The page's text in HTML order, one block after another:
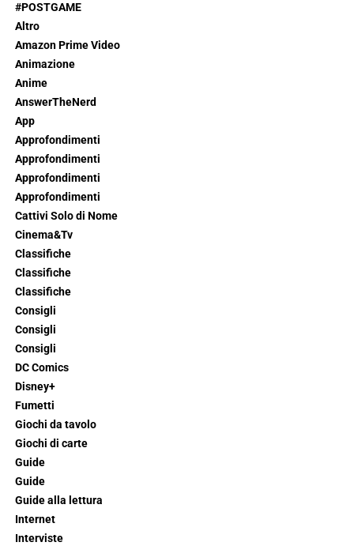
#POSTGAME
Altro
Amazon Prime Video
Animazione
Anime
AnswerTheNerd
App
Approfondimenti
Approfondimenti
Approfondimenti
Approfondimenti
Cattivi Solo di Nome
Cinema&Tv
Classifiche
Classifiche
Classifiche
Consigli
Consigli
Consigli
DC Comics
Disney+
Fumetti
Giochi da tavolo
Giochi di carte
Guide
Guide
Guide alla lettura
Internet
Interviste